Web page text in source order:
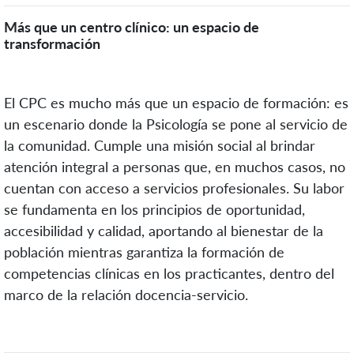
Más que un centro clínico: un espacio de
transformación
El CPC es mucho más que un espacio de formación: es
un escenario donde la Psicología se pone al servicio de
la comunidad. Cumple una misión social al brindar
atención integral a personas que, en muchos casos, no
cuentan con acceso a servicios profesionales. Su labor
se fundamenta en los principios de oportunidad,
accesibilidad y calidad, aportando al bienestar de la
población mientras garantiza la formación de
competencias clínicas en los practicantes, dentro del
marco de la relación docencia-servicio.